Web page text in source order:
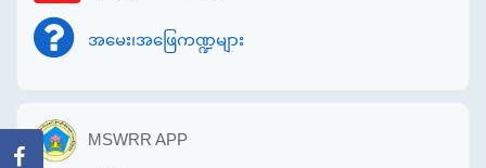
အမေး၊အဖြေကဏ္ဍများ
MSWRR APP